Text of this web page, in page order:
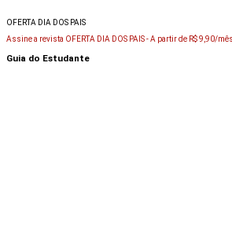
OFERTA DIA DOS PAIS
Assine a revista OFERTA DIA DOS PAIS -A partir de R$ 9,90/mês
Guia do Estudante